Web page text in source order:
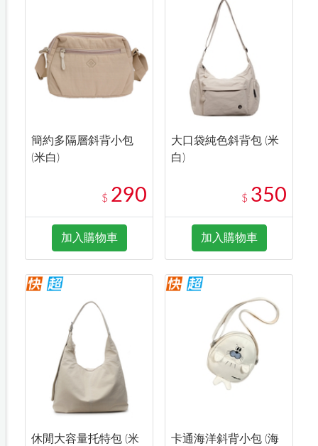
簡約多隔層斜背小包
(米白)
$ 290
加入購物車
大口袋純色斜背包 (米
白)
$ 350
加入購物車
休閒大容量托特包 (米
卡通海洋斜背小包 (海